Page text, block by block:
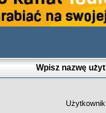
Wpisz nazwę